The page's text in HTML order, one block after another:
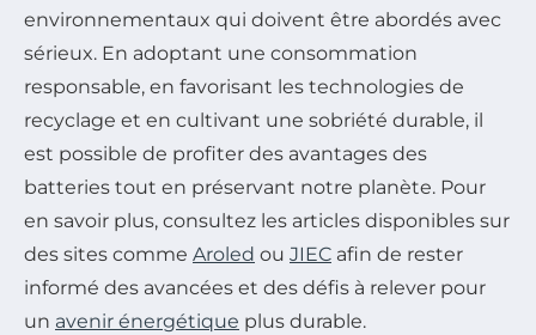
environnementaux qui doivent être abordés avec
sérieux. En adoptant une consommation
responsable, en favorisant les technologies de
recyclage et en cultivant une sobriété durable, il
est possible de profiter des avantages des
batteries tout en préservant notre planète. Pour
en savoir plus, consultez les articles disponibles sur
des sites comme Aroled ou JIEC afin de rester
informé des avancées et des défis à relever pour
un avenir énergétique plus durable.